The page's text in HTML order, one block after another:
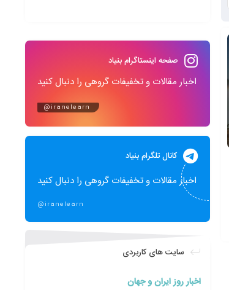
صفحه اینستاگرام بنیاد
اخبار مقالات و تخفیفات گروهی را دنبال کنید
@iranelearn
کانال تلگرام بنیاد
اخبار مقالات و تخفیفات گروهی را دنبال کنید
@iranelearn
سایت های کاربردی
اخبار روز ایران و جهان